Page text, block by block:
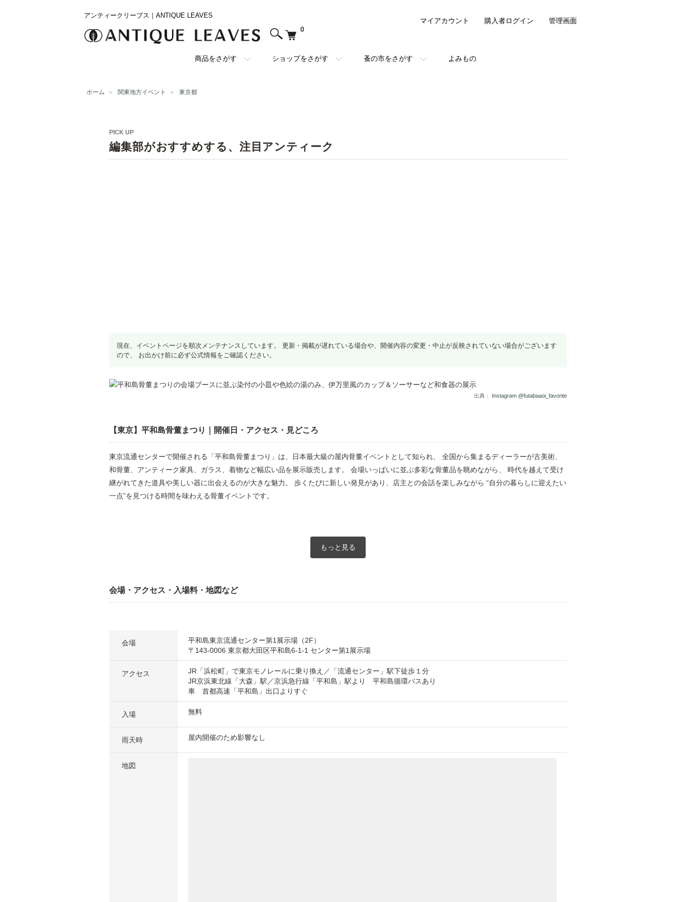
アンティークリーブス｜ANTIQUE LEAVES
0
商品をさがす ショップをさがす 蚤の市をさがす よみもの
マイアカウント 購入者ログイン 管理画面
ホーム ＞ 関東地方イベント ＞ 東京都
PICK UP
編集部がおすすめする、注目アンティーク
現在、イベントページを順次メンテナンスしています。 更新・掲載が遅れている場合や、開催内容の変更・中止が反映されていない場合がございます
ので、 お出かけ前に必ず公式情報をご確認ください。
出典： Instagram @futabaaoi_favorite
【東京】平和島骨董まつり｜開催日・アクセス・見どころ
東京流通センターで開催される「平和島骨董まつり」は、日本最大級の屋内骨董イベントとして知られ、 全国から集まるディーラーが古美術、
和骨董、アンティーク家具、ガラス、着物など幅広い品を展示販売します。 会場いっぱいに並ぶ多彩な骨董品を眺めながら、 時代を越えて受け
継がれてきた道具や美しい器に出会えるのが大きな魅力。 歩くたびに新しい発見があり、店主との会話を楽しみながら “自分の暮らしに迎えたい
一点”を見つける時間を味わえる骨董イベントです。
もっと見る
会場・アクセス・入場料・地図など
会場
平和島東京流通センター第1展示場（2F）
〒143-0006 東京都大田区平和島6-1-1 センター第1展示場
アクセス
JR「浜松町」で東京モノレールに乗り換え／「流通センター」駅下徒歩１分
JR京浜東北線「大森」駅／京浜急行線「平和島」駅より 平和島循環バスあり
車 首都高速「平和島」出口よりすぐ
入場 無料
雨天時 屋内開催のため影響なし
地図